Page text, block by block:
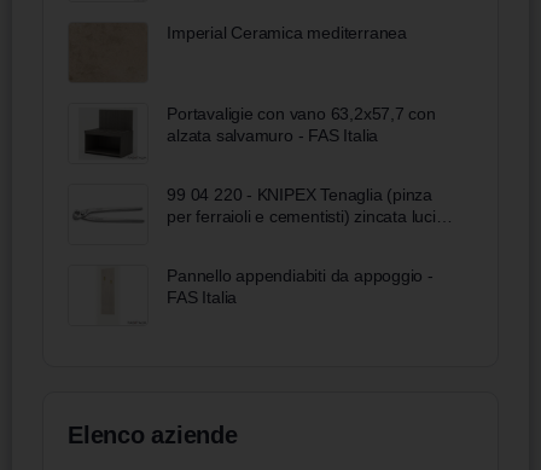
Imperial Ceramica mediterranea
Portavaligie con vano 63,2x57,7 con
alzata salvamuro - FAS Italia
99 04 220 - KNIPEX Tenaglia (pinza
per ferraioli e cementisti) zincata lucida
Pannello appendiabiti da appoggio -
FAS Italia
Elenco aziende